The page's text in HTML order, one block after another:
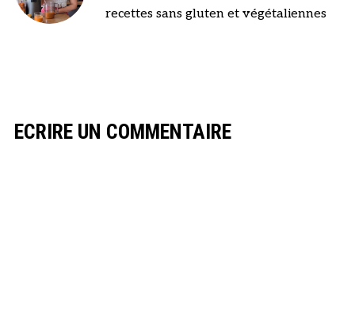
recettes sans gluten et végétaliennes
ECRIRE UN COMMENTAIRE